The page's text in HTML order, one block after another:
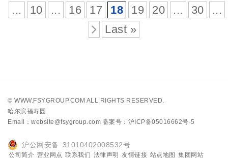
...
10 ... 16 17 18 19 20 ... 30
...
Last »
© WWW.FSYGROUP.COM ALL RIGHTS RESERVED.
哈尔滨福寿园
Email：website@fsygroup.com 备案号：沪ICP备05016662号-5
沪公网安备 31010402008532号
公司简介 营业网点 联系我们 法律声明 友情链接 站点地图 集团网站